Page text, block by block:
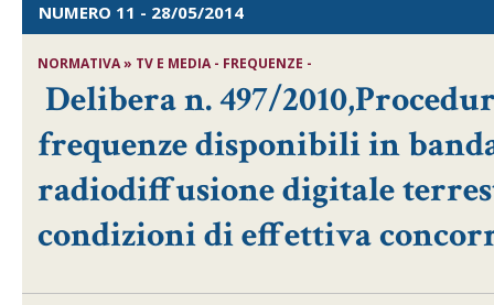
NUMERO 11 - 28/05/2014
NORMATIVA » TV E MEDIA - FREQUENZE -
Delibera n. 497/
frequenze disponibili in
radiodiffusione digitale
condizioni di effettiva